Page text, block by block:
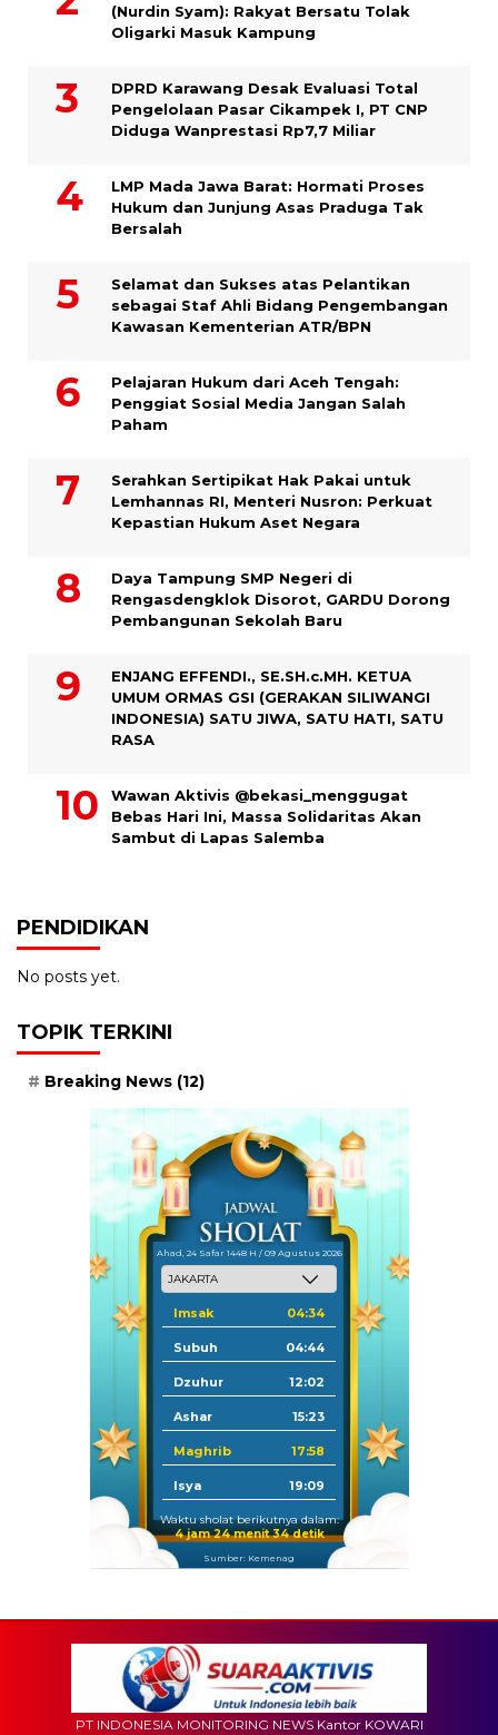
(Nurdin Syam): Rakyat Bersatu Tolak
Oligarki Masuk Kampung
DPRD Karawang Desak Evaluasi Total
Pengelolaan Pasar Cikampek I, PT CNP
Diduga Wanprestasi Rp7,7 Miliar
LMP Mada Jawa Barat: Hormati Proses
Hukum dan Junjung Asas Praduga Tak
Bersalah
Selamat dan Sukses atas Pelantikan
sebagai Staf Ahli Bidang Pengembangan
Kawasan Kementerian ATR/BPN
Pelajaran Hukum dari Aceh Tengah:
Penggiat Sosial Media Jangan Salah
Paham
Serahkan Sertipikat Hak Pakai untuk
Lemhannas RI, Menteri Nusron: Perkuat
Kepastian Hukum Aset Negara
Daya Tampung SMP Negeri di
Rengasdengklok Disorot, GARDU Dorong
Pembangunan Sekolah Baru
ENJANG EFFENDI., SE.SH.c.MH. KETUA
UMUM ORMAS GSI (GERAKAN SILIWANGI
INDONESIA) SATU JIWA, SATU HATI, SATU
RASA
Wawan Aktivis @bekasi_menggugat
Bebas Hari Ini, Massa Solidaritas Akan
Sambut di Lapas Salemba
PENDIDIKAN
No posts yet.
TOPIK TERKINI
Breaking News (12)
Ahad, 24 Safar 1448 H / 09 Agustus 2026
Imsak 04:34
Subuh 04:44
Dzuhur 12:02
Ashar 15:23
Maghrib 17:58
Isya 19:09
Waktu sholat berikutnya dalam:
4 jam 24 menit 32 detik
Sumber: Kemenag
PT INDONESIA MONITORING NEWS Kantor KOWARI